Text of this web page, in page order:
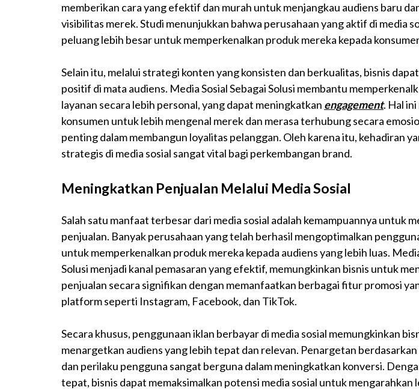
memberikan cara yang efektif dan murah untuk menjangkau audiens baru
visibilitas merek. Studi menunjukkan bahwa perusahaan yang aktif di media
peluang lebih besar untuk memperkenalkan produk mereka kepada
Selain itu, melalui strategi konten yang konsisten dan berkualitas, bisnis
positif di mata audiens. Media Sosial Sebagai Solusi membantu
layanan secara lebih personal, yang dapat meningkatkan engagement. Hal
konsumen untuk lebih mengenal merek dan merasa terhubung secara
penting dalam membangun loyalitas pelanggan. Oleh karena itu, kehadiran
strategis di media sosial sangat vital bagi perkembangan brand.
Meningkatkan Penjualan Melalui Media Sosial
Salah satu manfaat terbesar dari media sosial adalah kemampuannya untuk
penjualan. Banyak perusahaan yang telah berhasil mengoptimalkan
untuk memperkenalkan produk mereka kepada audiens yang lebih luas.
Solusi menjadi kanal pemasaran yang efektif, memungkinkan bisnis untuk
penjualan secara signifikan dengan memanfaatkan berbagai fitur promosi
platform seperti Instagram, Facebook, dan TikTok.
Secara khusus, penggunaan iklan berbayar di media sosial memungkinkan
menargetkan audiens yang lebih tepat dan relevan. Penargetan berdasarkan
dan perilaku pengguna sangat berguna dalam meningkatkan konversi.
tepat, bisnis dapat memaksimalkan potensi media sosial untuk mengarahkan